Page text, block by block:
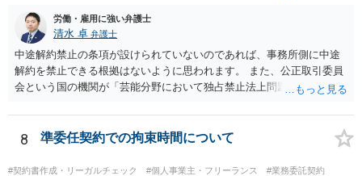
労働・雇用に強い弁護士
清水 卓 弁護士
中途解約禁止の条項が設けられていないのであれば、事務所側に中途
解約を禁止できる根拠はないように思われます。 また、公正取引委員
会という国の機関が「芸能分野において独占禁止法上問題となり得る
活動を⾏えない旨の義務を課し，⼜は移籍・独⽴した場合には芸能活
動を妨害する旨⽰唆して，移籍・独⽴を諦めさせること（優越的地位
の濫⽤等）を例示しています。 ライバー事務所にも同様のことが言え
る可能性があり、あなたのケースでも、独占禁止法上問題となり得ま
8 準委任契約での拘束時間について
#契約書作成・リーガルチェック #個人事業主・フリーランス
#業務委託契約